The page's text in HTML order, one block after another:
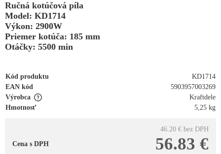
Ručná kotúčová píla
Model: KD1714
Výkon: 2900W
Priemer kotúča: 185 mm
Otáčky: 5500 min
Kód produktu
KD1714
EAN kód
5903957003269
Výrobca
Kraftdele
Hmotnosť
5,25 kg
46.20 € bez DPH
56.83 €
Cena s DPH